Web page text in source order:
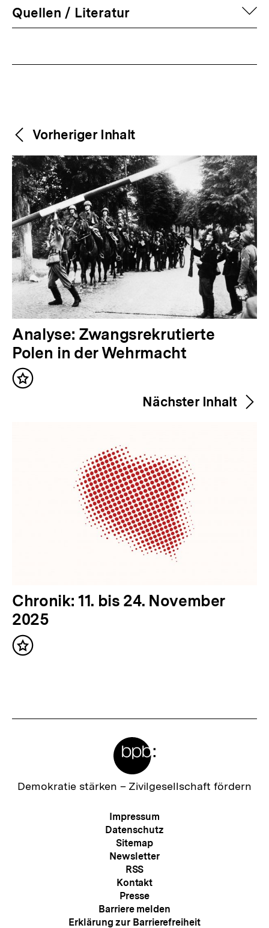
Quellen / Literatur
Weitere
Inhalte
Content-
Navigation
Vorheriger Inhalt
V
o
r
h
l
t
Analyse: Zwangsrekrutierte
Polen in der Wehrmacht
Inhalt
Nächster Inhalt
N
ä
c
h
h
Chronik: 11. bis 24. November
2025
Inhalt
Zur
Demokratie stärken – Zivilgesellschaft fördern
Meta-
Navigation
Impressum
Datenschutz
Sitemap
Newsletter
RSS
Kontakt
Presse
Barriere melden
Erklärung zur Barrierefreiheit